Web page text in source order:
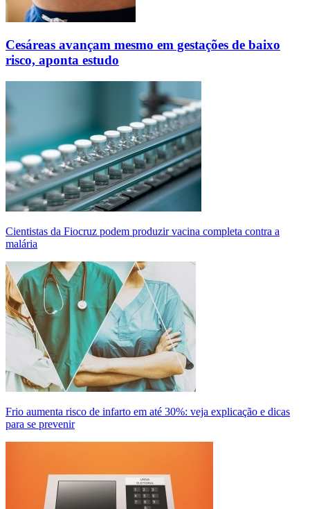
Cesáreas avançam mesmo em gestações de baixo
risco, aponta estudo
Cientistas da Fiocruz podem produzir vacina completa contra a
malária
Frio aumenta risco de infarto em até 30%: veja explicação e dicas
para se prevenir